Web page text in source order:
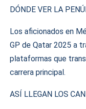
DÓNDE VER LA
Los aficionados en
GP de Qatar 2025 a
plataformas que
carrera principal.
ASÍ LLEGAN LOS